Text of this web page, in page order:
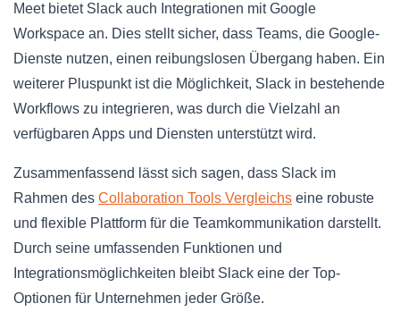
Meet bietet Slack auch Integrationen mit Google
Workspace an. Dies stellt sicher, dass Teams, die Google-
Dienste nutzen, einen reibungslosen Übergang haben. Ein
weiterer Pluspunkt ist die Möglichkeit, Slack in bestehende
Workflows zu integrieren, was durch die Vielzahl an
verfügbaren Apps und Diensten unterstützt wird.
Zusammenfassend lässt sich sagen, dass Slack im
Rahmen des Collaboration Tools Vergleichs eine robuste
und flexible Plattform für die Teamkommunikation darstellt.
Durch seine umfassenden Funktionen und
Integrationsmöglichkeiten bleibt Slack eine der Top-
Optionen für Unternehmen jeder Größe.